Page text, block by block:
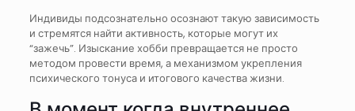
Индивиды подсознательно осознают такую зависимость
и стремятся найти активность, которые могут их
“зажечь”. Изыскание хобби превращается не просто
методом провести время, а механизмом укрепления
психического тонуса и итогового качества жизни.